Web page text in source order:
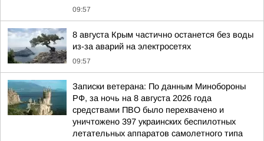
09:57
8 августа Крым частично останется без воды
из-за аварий на электросетях
09:57
Записки ветерана: По данным Минобороны
РФ, за ночь на 8 августа 2026 года
средствами ПВО было перехвачено и
уничтожено 397 украинских беспилотных
летательных аппаратов самолетного типа